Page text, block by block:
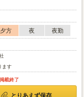
夕方 夜
夜勤
ます
載終了
とりあえず保存